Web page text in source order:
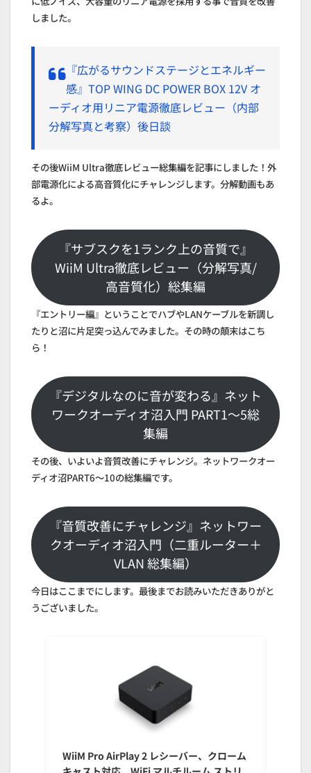
しました。
『広がるサウンドステージとエネルギー
感』TOP WING DC POWER BOX 12V オ
ーディオ用リニア電源徹底レビュー（内部
分解写真と考察）後日談
その後WiiM Ultra徹底レビュー総集編を記事にしました！外
部電源化による高音質化にチャレンジします。分解動画もあ
るよ。
『サブスクを1ランク上の音質で』
WiiM Ultra徹底レビュー（分解写真/
高音質化）総集編
『エントリー編』ということでハブやLANケーブルを新調し
たりと沼に片足突っ込んでみました。その時の顛末はこち
ら！
『デジタルなのに音が変わる』ネット
ワークオーディオ沼入門 PART1～5総
集編
その後、いよいよ音質改善にチャレンジ。ネットワークオー
ディオ沼PART6～10の総集編です。
『音質改善にチャレンジ』ネットワー
クオーディオ沼入門（二重ルーター＋
VLAN 総集編）
今日はここまでにします。最後までお読みいただきありがと
うございました。
WiiM Pro AirPlay 2 レシーバー、クローム